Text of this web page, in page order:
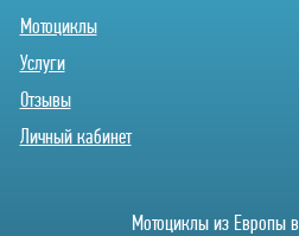
Мотоциклы
Услуги
Отзывы
Личный кабинет
Мотоциклы из Европы в